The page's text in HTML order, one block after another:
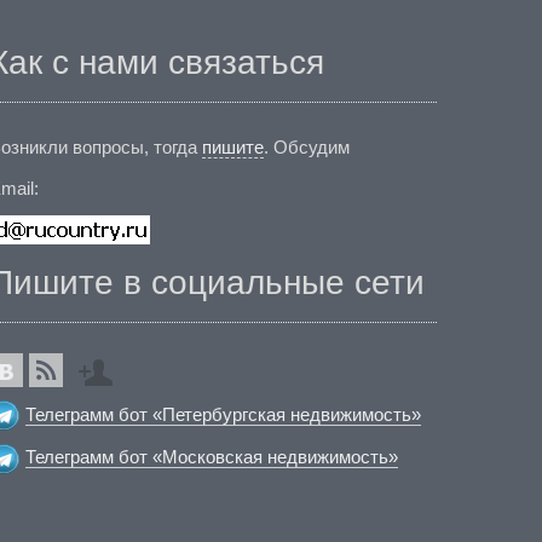
с нами связаться
вопросы, тогда пишите. Обсудим
в социальные сети
Телеграмм бот «Петербургская недвижимость»
Телеграмм бот «Московская недвижимость»